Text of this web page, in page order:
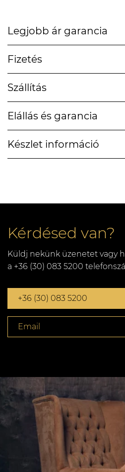
Legjobb ár garancia
Fizetés
Szállítás
Elállás és garancia
Készlet információ
Kérdésed van?
Küldj nekünk üzenetet vagy
a +36 (30) 083 5200
+36 (30) 083 5200
Email